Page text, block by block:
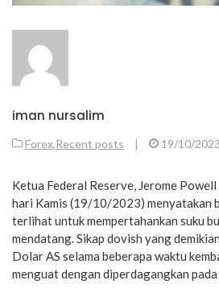
iman nursalim
Forex,Recent posts | 19/10/2023
Ketua Federal Reserve, Jerome
hari Kamis (19/10/2023) menyatakan
terlihat untuk mempertahankan suku
mendatang. Sikap dovish yang
Dolar AS selama beberapa waktu
menguat dengan diperdagangkan